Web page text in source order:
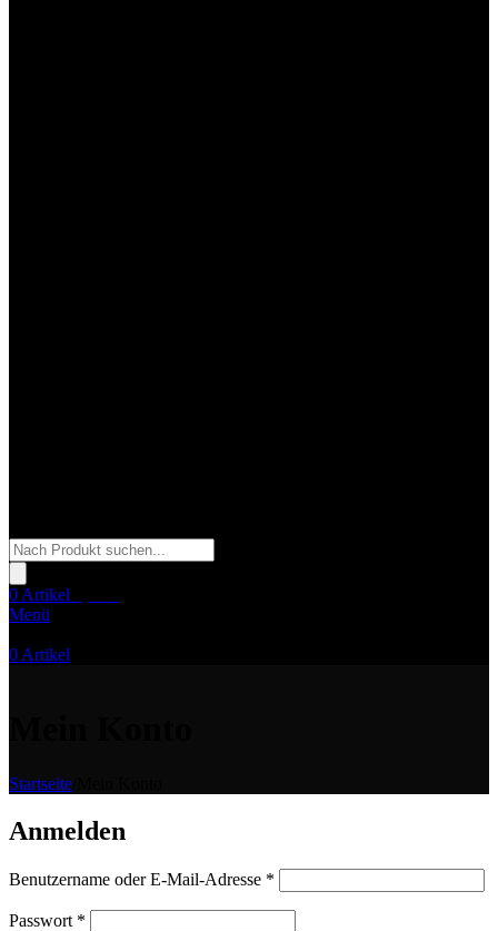
Products
search
0 Artikel
Menü
0 Artikel
Startseite
Anmelden
Benutzername oder E-Mail-Adresse *
Passwort *